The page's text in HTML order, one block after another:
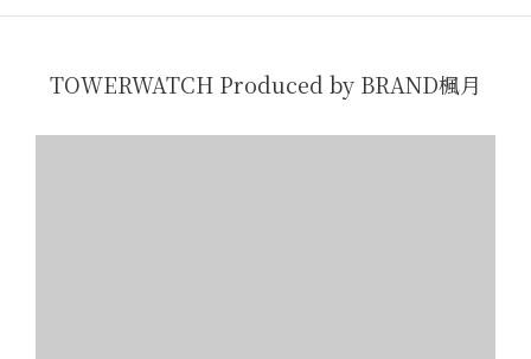
TOWERWATCH Produced by BRAND楓月